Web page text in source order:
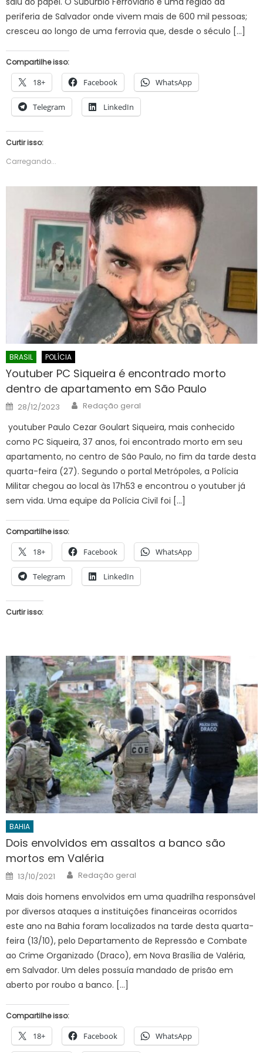
periferia de Salvador onde vivem mais de 600 mil pessoas;
cresceu ao longo de uma ferrovia que, desde o século […]
Compartilhe isso:
18+ Facebook WhatsApp
Telegram LinkedIn
Curtir isso:
Carregando...
BRASIL POLÍCIA
Youtuber PC Siqueira é encontrado morto
dentro de apartamento em São Paulo
Posted
on
28/12/2023 Author
Redação geral
youtuber Paulo Cezar Goulart Siqueira, mais conhecido
como PC Siqueira, 37 anos, foi encontrado morto em seu
apartamento, no centro de São Paulo, no fim da tarde desta
quarta-feira (27). Segundo o portal Metrópoles, a Polícia
Militar chegou ao local às 17h53 e encontrou o youtuber já
sem vida. Uma equipe da Polícia Civil foi […]
Compartilhe isso:
18+ Facebook WhatsApp
Telegram LinkedIn
Curtir isso:
BAHIA
Dois envolvidos em assaltos a banco são
mortos em Valéria
Posted
on
13/10/2021 Author
Redação geral
Mais dois homens envolvidos em uma quadrilha responsável
por diversos ataques a instituições financeiras ocorridos
este ano na Bahia foram localizados na tarde desta quarta-
feira (13/10), pelo Departamento de Repressão e Combate
ao Crime Organizado (Draco), em Nova Brasília de Valéria,
em Salvador. Um deles possuía mandado de prisão em
aberto por roubo a banco. […]
Compartilhe isso:
18+ Facebook WhatsApp